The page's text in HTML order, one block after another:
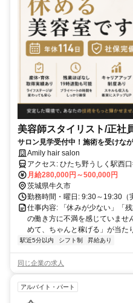
美容師スタイリスト/正社
サロン見学受付中！施術を受けな
日✅️社会保険完備✅️残業ほぼなし✅️
Amily hair salon
アクセス: ひたち野うしく駅
月給280,000円～500,000円
茨城県牛久市
勤務時間・曜日: 9:30～19:30（
仕事内容: 「休みが少ない」「
の働き方に不満を感じていませ
めて、ちゃんと稼げる」が当た
駅近5分以内 シフト制 昇給あり
同じ企業の求人
アルバイト・パート